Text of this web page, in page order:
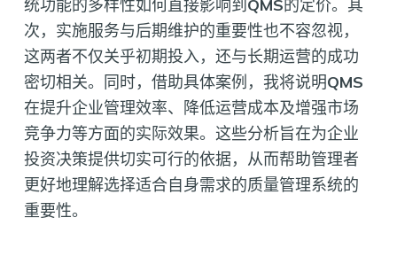
统功能的多样性如何直接影响到 QMS的定价。其
次，实施服务与后期维护的重要性也不容忽视，
这两者不仅关乎初期投入，还与长期运营的成功
密切相关。同时，借助具体案例，我将说明QMS
在提升企业管理效率、降低运营成本及增强市场
竞争力等方面的实际效果。这些分析旨在为企业
投资决策提供切实可行的依据，从而帮助管理者
更好地理解选择适合自身需求的质量管理系统的
重要性。